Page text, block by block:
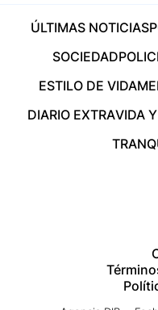
ÚLTIMAS NOTICIAS
SOCIEDAD
ESTILO DE VIDA
DIARIO EXTRAVIDA